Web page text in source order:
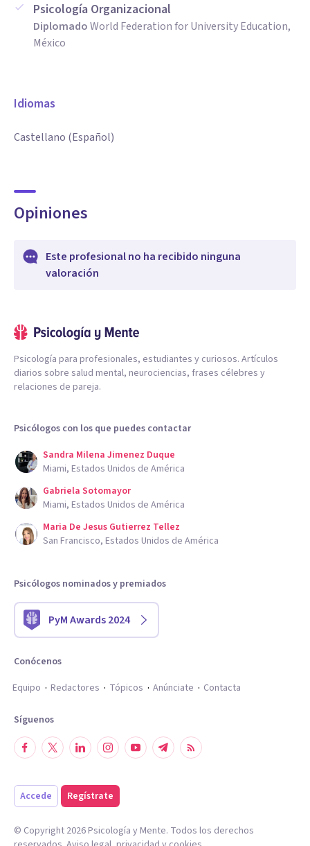
Psicología Organizacional
DiplomadoWorld Federation for University Education,
México
Idiomas
Castellano (Español)
Opiniones
Este profesional no ha recibido ninguna
valoración
Psicología para profesionales, estudiantes y curiosos. Artículos
diarios sobre salud mental, neurociencias, frases célebres y
relaciones de pareja.
Psicólogos con los que puedes contactar
Sandra Milena Jimenez Duque
Miami, Estados Unidos de América
Gabriela Sotomayor
Miami, Estados Unidos de América
Maria De Jesus Gutierrez Tellez
San Francisco, Estados Unidos de América
Psicólogos nominados y premiados
PyM Awards 2024
Conócenos
Equipo
Redactores Tópicos Anúnciate Contacta
Síguenos
Accede Regístrate
© Copyright 2026Psicología y Mente. Todos los derechos